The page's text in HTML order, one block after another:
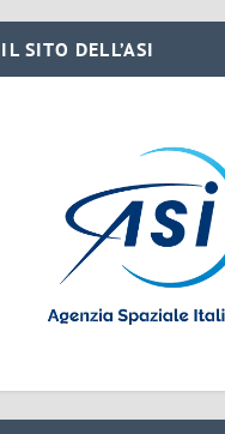
IL SITO DELL’ASI